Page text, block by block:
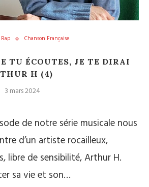
Chanson Française
TU ÉCOUTES, JE TE DIRAI
H (4)
3 mars 2024
de notre série musicale nous
d’un artiste rocailleux,
libre de sensibilité, Arthur H.
sa vie et son…